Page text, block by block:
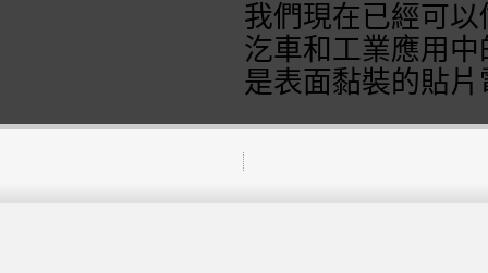
我們現在已經可
汔車和工業應用
是表面黏裝的貼片